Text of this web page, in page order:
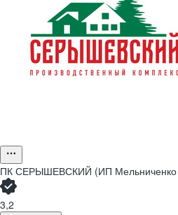
ПК СЕРЫШЕВСКИЙ (ИП Мельниченко
3,2